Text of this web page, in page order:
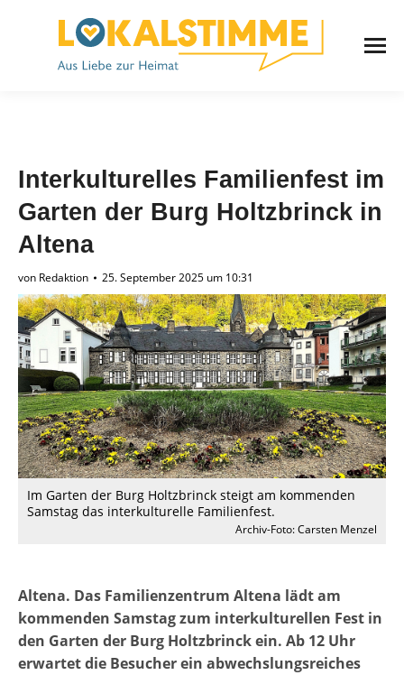
Interkulturelles Familienfest im
Garten der Burg Holtzbrinck in
Altena
von Redaktion 25. September 2025 um 10:31
Im Garten der Burg Holtzbrinck steigt am kommenden
Samstag das interkulturelle Familienfest.
Archiv-Foto: Carsten Menzel
Altena. Das Familienzentrum Altena lädt am
kommenden Samstag zum interkulturellen Fest in
den Garten der Burg Holtzbrinck ein. Ab 12 Uhr
erwartet die Besucher ein abwechslungsreiches